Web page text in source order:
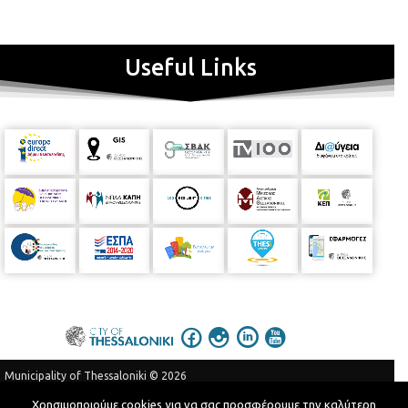
Useful Links
Municipality of Thessaloniki © 2026
Terms of Use
Privacy Policy
Χρησιμοποιούμε cookies για να σας προσφέρουμε την καλύτερη